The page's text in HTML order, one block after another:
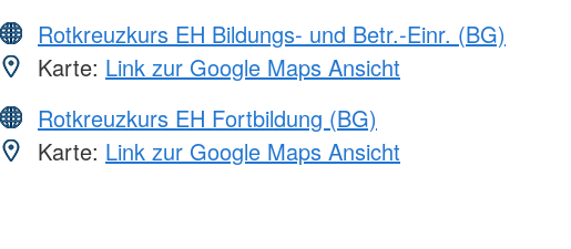
Rotkreuzkurs EH Bildungs- und Betr.-Einr. (BG)
Karte: Link zur Google Maps Ansicht
Rotkreuzkurs EH Fortbildung (BG)
Karte: Link zur Google Maps Ansicht